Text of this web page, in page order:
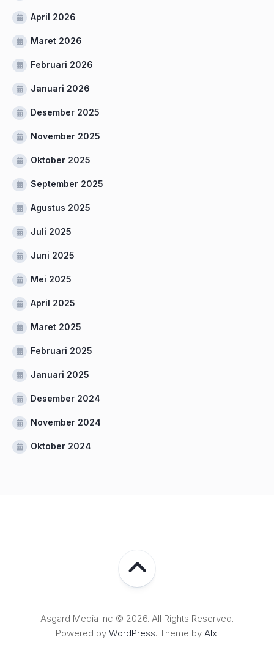
April 2026
Maret 2026
Februari 2026
Januari 2026
Desember 2025
November 2025
Oktober 2025
September 2025
Agustus 2025
Juli 2025
Juni 2025
Mei 2025
April 2025
Maret 2025
Februari 2025
Januari 2025
Desember 2024
November 2024
Oktober 2024
Asgard Media Inc © 2026. All Rights Reserved.
Powered by WordPress. Theme by Alx.